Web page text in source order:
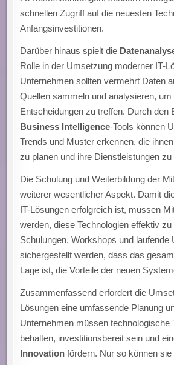
schnellen Zugriff auf die neuesten
Anfangsinvestitionen.
Darüber hinaus spielt die
Rolle in der Umsetzung moderner IT-
Unternehmen sollten vermehrt Daten
Quellen sammeln und analysieren, um
Entscheidungen zu treffen. Durch den
Business Intelligence-Tools können
Trends und Muster erkennen, die
zu planen und ihre Dienstleistungen
Die Schulung und Weiterbildung der
weiterer wesentlicher Aspekt. Damit
IT-Lösungen erfolgreich ist, müssen
werden, diese Technologien effektiv
Schulungen, Workshops und laufende
sichergestellt werden, dass das
Lage ist, die Vorteile der neuen
Zusammenfassend erfordert die
Lösungen eine umfassende Planung
Unternehmen müssen technologische
behalten, investitionsbereit sein und
Innovation fördern. Nur so können sie